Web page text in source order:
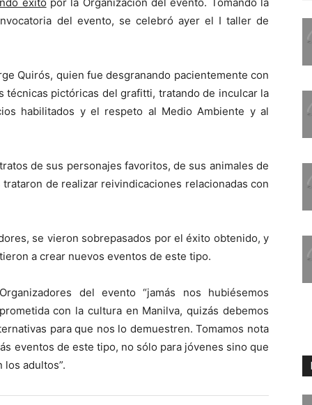
del evento, se celebró ayer el I taller de
Quirós, quien fue desgranando pacientemente con
técnicas pictóricas del grafitti, tratando de inculcar la
habilitados y el respeto al Medio Ambiente y al
de sus personajes favoritos, de sus animales de
de realizar reivindicaciones relacionadas con
se vieron sobrepasados por el éxito obtenido, y
a crear nuevos eventos de este tipo.
del evento “jamás nos hubiésemos
con la cultura en Manilva, quizás debemos
para que nos lo demuestren. Tomamos nota
eventos de este tipo, no sólo para jóvenes sino que
adultos”.